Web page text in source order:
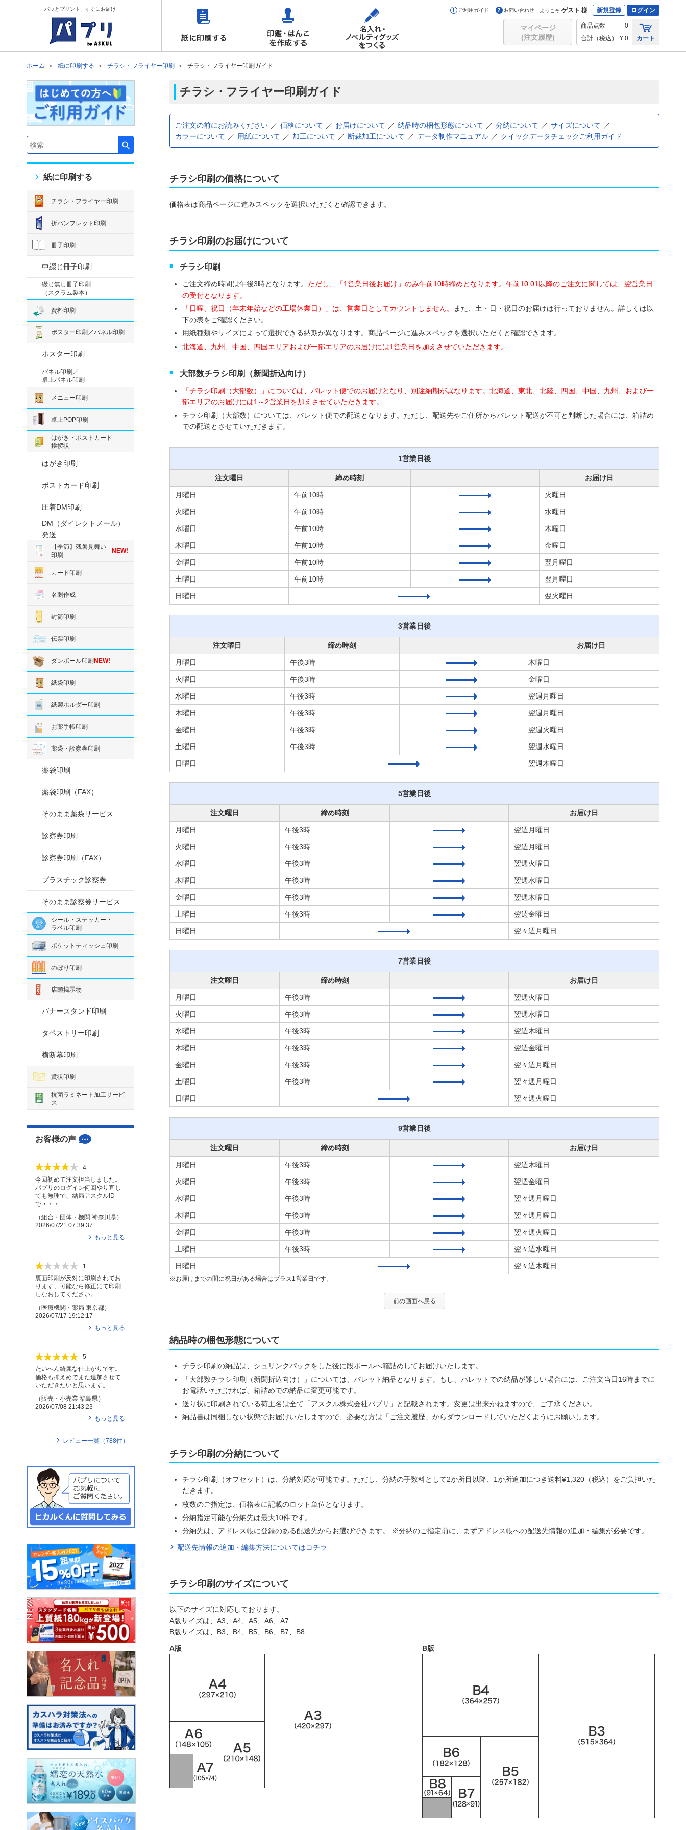
パッとプリント、すぐにお届け ご利用ガイド お問い合わせ ようこそ ゲスト 様 新規登録 ログイン
マイページ
(注文履歴)
商品点数
0
合計（税込）
¥ 0 カート
ホーム 紙に印刷する チラシ・フライヤー印刷 チラシ・フライヤー印刷ガイド
チラシ・フライヤー印刷ガイド
ご注文の前にお読みください 価格について お届けについて 納品時の梱包形態について 分納について
サイズについて
カラーについて
用紙について 加工について 断裁加工について データ制作マニュアル クイックデータチェックご利用ガイド
チラシ印刷の価格について
価格表は商品ページに進みスペックを選択いただくと確認できます。
チラシ印刷のお届けについて
チラシ印刷
ご注文締め時間は午後3時となります。 ただし、「1営業日後お届け」のみ午前10時締めとなります。午前10:01以降のご注文に関しては、翌営業日
の受付となります。
「日曜、祝日（年末年始などの工場休業日）」は、営業日としてカウントしません。
また、土・日・祝日のお届けは行っておりません。詳しくは以
下の表をご確認ください。
用紙種類やサイズによって選択できる納期が異なります。商品ページに進みスペックを選択いただくと確認できます。
北海道、九州、中国、四国エリアおよび一部エリアのお届けには1営業日を加えさせていただきます。
大部数チラシ印刷（新聞折込向け）
「チラシ印刷（大部数）」については、パレット便でのお届けとなり、別途納期が異なります。北海道、東北、北陸、四国、中国、九州、および一
部エリアのお届けには1～2営業日を加えさせていただきます。
チラシ印刷（大部数）については、パレット便での配送となります。ただし、配送先やご住所からパレット配送が不可と判断した場合には、箱詰め
での配送とさせていただきます。
1営業日後
注文曜日 締め時刻 お届け日
月曜日 午前10時 火曜日
火曜日 午前10時 水曜日
水曜日 午前10時 木曜日
木曜日 午前10時 金曜日
金曜日 午前10時 翌月曜日
土曜日 午前10時 翌月曜日
日曜日 翌火曜日
3営業日後
注文曜日 締め時刻 お届け日
月曜日 午後3時 木曜日
火曜日 午後3時 金曜日
水曜日 午後3時 翌週月曜日
木曜日 午後3時 翌週月曜日
金曜日 午後3時 翌週火曜日
土曜日 午後3時 翌週水曜日
日曜日 翌週木曜日
5営業日後
注文曜日 締め時刻 お届け日
月曜日 午後3時 翌週月曜日
火曜日 午後3時 翌週月曜日
水曜日 午後3時 翌週火曜日
木曜日 午後3時 翌週水曜日
金曜日 午後3時 翌週木曜日
土曜日 午後3時 翌週金曜日
日曜日 翌々週月曜日
7営業日後
注文曜日 締め時刻 お届け日
月曜日 午後3時 翌週火曜日
火曜日 午後3時 翌週水曜日
水曜日 午後3時 翌週木曜日
木曜日 午後3時 翌週金曜日
金曜日 午後3時 翌々週月曜日
土曜日 午後3時 翌々週月曜日
日曜日 翌々週火曜日
9営業日後
注文曜日 締め時刻 お届け日
月曜日 午後3時 翌週木曜日
火曜日 午後3時 翌週金曜日
水曜日 午後3時 翌々週月曜日
木曜日 午後3時 翌々週月曜日
金曜日 午後3時 翌々週火曜日
土曜日 午後3時 翌々週水曜日
日曜日 翌々週木曜日
お届けまでの間に祝日がある場合はプラス1営業日です。
前の画面へ戻る
納品時の梱包形態について
チラシ印刷の納品は、シュリンクパックをした後に段ボールへ箱詰めしてお届けいたします。
「大部数チラシ印刷（新聞折込向け）」については、パレット納品となります。もし、パレットでの納品が難しい場合には、ご注文当日16時までに
お電話いただければ、箱詰めでの納品に変更可能です。
送り状に印刷されている荷主名は全て「アスクル株式会社パプリ」と記載されます。変更は出来かねますので、ご了承ください。
納品書は同梱しない状態でお届けいたしますので、必要な方は「ご注文履歴」からダウンロードしていただくようにお願いします。
チラシ印刷の分納について
チラシ印刷（オフセット）は、分納対応が可能です。ただし、分納の手数料として2か所目以降、1か所追加につき送料¥1,320（税込）をご負担いた
だきます。
枚数のご指定は、価格表に記載のロット単位となります。
分納指定可能な分納先は最大10件です。
分納先は、アドレス帳に登録のある配送先からお選びできます。 ※分納のご指定前に、まずアドレス帳への配送先情報の追加・編集が必要です。
配送先情報の追加・編集方法についてはコチラ
チラシ印刷のサイズについて
以下のサイズに対応しております。
A版サイズは、A3、A4、A5、A6、A7
B版サイズは、B3、B4、B5、B6、B7、B8
A版
B版
検索キーワード入力
紙に印刷する
チラシ・フライヤー印刷
折パンフレット印刷
冊子印刷
中綴じ冊子印刷
綴じ無し冊子印刷
（スクラム製本）
資料印刷
ポスター印刷／パネル印刷
ポスター印刷
パネル印刷／
卓上パネル印刷
メニュー印刷
卓上POP印刷
はがき・ポストカード
挨拶状
はがき印刷
ポストカード印刷
圧着DM印刷
DM（ダイレクトメール）
発送
【季節】残暑見舞い
印刷
NEW!
カード印刷
名刺作成
封筒印刷
伝票印刷
ダンボール印刷NEW!
紙袋印刷
紙製ホルダー印刷
お薬手帳印刷
薬袋・診察券印刷
薬袋印刷
薬袋印刷（FAX）
そのまま薬袋サービス
診察券印刷
診察券印刷（FAX）
プラスチック診察券
そのまま診察券サービス
シール・ステッカー・
ラベル印刷
ポケットティッシュ印刷
のぼり印刷
店頭掲示物
バナースタンド印刷
タペストリー印刷
横断幕印刷
賞状印刷
抗菌ラミネート加工サービ
ス
お客様の声
4
今回初めて注文担当しました。
パプリのログイン何回やり直し
ても無理で、結局アスクルID
で・・・
（組合・団体・機関 神奈川県 ）
2026/07/21 07:39:37
もっと見る
1
裏面印刷が反対に印刷されてお
ります、可能なら修正にて印刷
しなおしてください。
（ 医療機関・薬局 東京都）
2026/07/17 19:12:17
もっと見る
5
たいへん綺麗な仕上がりです。
価格も抑えめでまた追加させて
いただきたいと思います。
（販売・小売業 福島県 ）
2026/07/08 21:43:23
もっと見る
レビュー一覧（788件）